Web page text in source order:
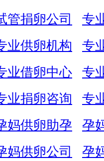
管捐卵公司
专
业供卵机构
专
业借卵中心
专
业捐卵咨询
专
妈供卵助孕
孕
妈供卵公司
孕